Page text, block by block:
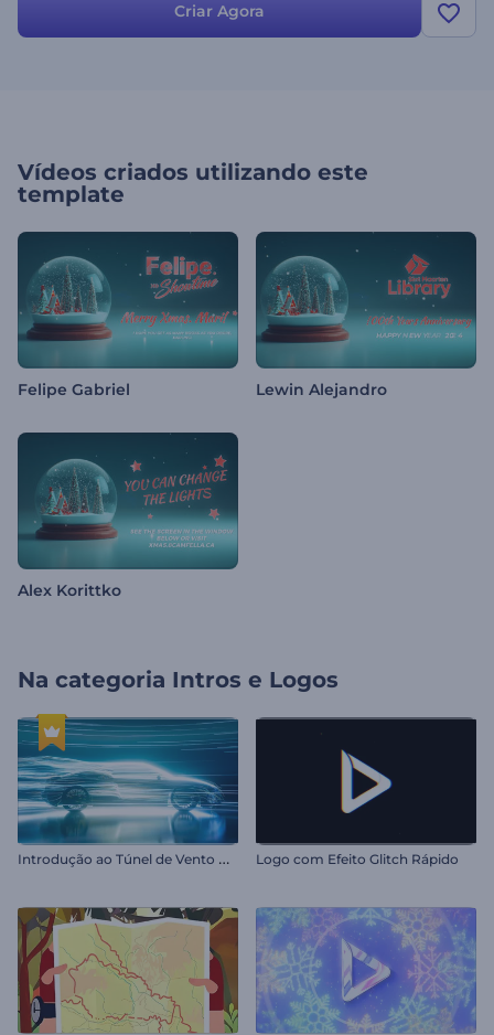
Criar Agora
Vídeos criados utilizando este
template
Felipe Gabriel Lewin Alejandro
Alex Korittko
Na categoria Intros e Logos
I
ntrodução ao Túnel de Vento Automotivo Logo com Efeito Glitch Rápido